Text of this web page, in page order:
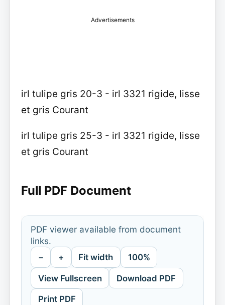
Advertisements
irl tulipe gris 20-3 - irl 3321 rigide, lisse
et gris Courant
irl tulipe gris 25-3 - irl 3321 rigide, lisse
et gris Courant
Full PDF Document
PDF viewer available from document
links.
− + Fit width 100%
View Fullscreen Download PDF
Print PDF